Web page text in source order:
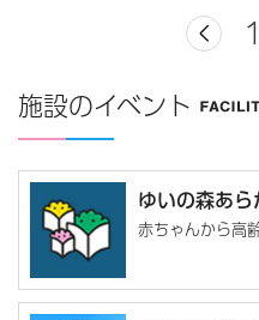
1
施設のイベント
ゆいの森あら
赤ちゃんから高